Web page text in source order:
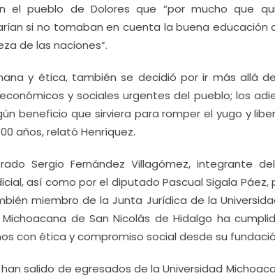
el pueblo de Dolores que “por mucho que
si no tomaban en cuenta la buena educación
de las naciones”.
y ética, también se decidió por ir más allá
y sociales urgentes del pueblo; los
beneficio que sirviera para romper el yugo y
años, relató Henríquez.
Sergio Fernández Villagómez, integrante
así como por el diputado Pascual Sigala Páez,
miembro de la Junta Jurídica de la
de San Nicolás de Hidalgo ha
con ética y compromiso social desde su
salido de egresados de la Universidad